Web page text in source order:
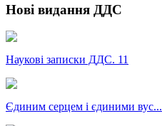
Нові видання ДДС
Наукові записки ДДС. 11
Єдиним серцем і єдиними вус...